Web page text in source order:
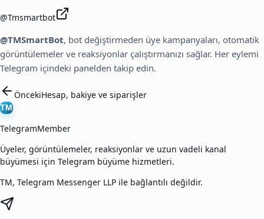
@Tmsmartbot
@TMSmartBot, bot değiştirmeden üye kampanyaları, otomatik
görüntülemeler ve reaksiyonlar çalıştırmanızı sağlar. Her eylemi
Telegram içindeki panelden takip edin.
ÖncekiHesap, bakiye ve siparişler
TM
TelegramMember
Üyeler, görüntülemeler, reaksiyonlar ve uzun vadeli kanal
büyümesi için Telegram büyüme hizmetleri.
TM, Telegram Messenger LLP ile bağlantılı değildir.